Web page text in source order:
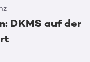
DKMS auf der